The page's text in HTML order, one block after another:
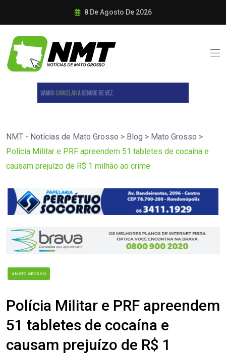
8 De Agosto De 2026
NMT - Notícias de Mato Grosso > Blog > Mato Grosso >
Polícia Militar e PRF apreendem 51 tabletes de cocaína e
causam prejuízo de R$ 1 milhão ao crime
#MATO GROSSO
Polícia Militar e PRF apreendem
51 tabletes de cocaína e
causam prejuízo de R$ 1